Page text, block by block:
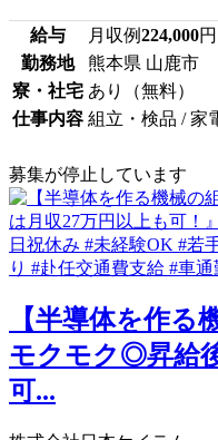
給与 月収例224,000円
勤務地
熊本県 山鹿市
寮・社宅 あり（無料）
仕事内容 組立・検品 / 家
募集が停止しています
【半導体を作る
モクモク◎昇給
可...